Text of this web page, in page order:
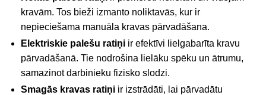
kravām. Tos bieži izmanto noliktavās, kur ir
nepieciešama manuāla kravas pārvadāšana.
Elektriskie palešu ratiņi ir efektīvi lielgabarīta kravu
pārvadāšanā. Tie nodrošina lielāku spēku un ātrumu,
samazinot darbinieku fizisko slodzi.
Smagās kravas ratiņi ir izstrādāti, lai pārvadātu